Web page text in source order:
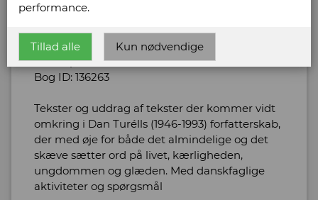
Forlag: Alinea - Udgivet år: 2010 - Antal bind: 1 -
Oplag: 1 - Udgave: 1 - Antal sider: 128 -
Indbinding: Paperback - Tilstand: Pænt
eksemplar - ISBN: 9788723037084
Bog ID: 136263
Tekster og uddrag af tekster der kommer vidt
omkring i Dan Turélls (1946-1993) forfatterskab,
der med øje for både det almindelige og det
skæve sætter ord på livet, kærligheden,
ungdommen og glæden. Med danskfaglige
aktiviteter og spørgsmål
performance.
Tillad alle Kun nødvendige